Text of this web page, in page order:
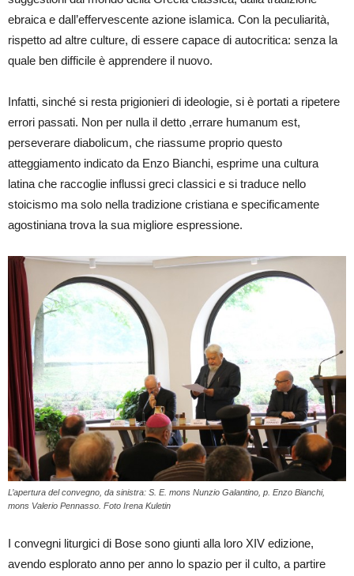
ebraica e dall’effervescente azione islamica. Con la peculiarità,
rispetto ad altre culture, di essere capace di autocritica: senza la
quale ben difficile è apprendere il nuovo.
Infatti, sinché si resta prigionieri di ideologie, si è portati a ripetere
errori passati. Non per nulla il detto ,errare humanum est,
perseverare diabolicum, che riassume proprio questo
atteggiamento indicato da Enzo Bianchi, esprime una cultura
latina che raccoglie influssi greci classici e si traduce nello
stoicismo ma solo nella tradizione cristiana e specificamente
agostiniana trova la sua migliore espressione.
L’apertura del convegno, da sinistra: S. E. mons Nunzio Galantino, p. Enzo Bianchi,
mons Valerio Pennasso. Foto Irena Kuletin
I convegni liturgici di Bose sono giunti alla loro XIV edizione,
avendo esplorato anno per anno lo spazio per il culto, a partire